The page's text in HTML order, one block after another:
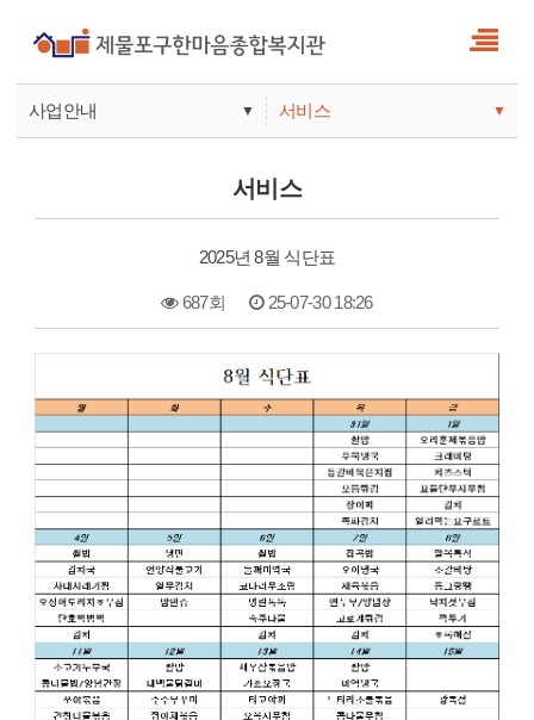
사업안내 ▼
기관안내
서비스 ▼
서비스
참여
서비스
2025년 8월 식단표
687회 25-07-30 18:26
본문